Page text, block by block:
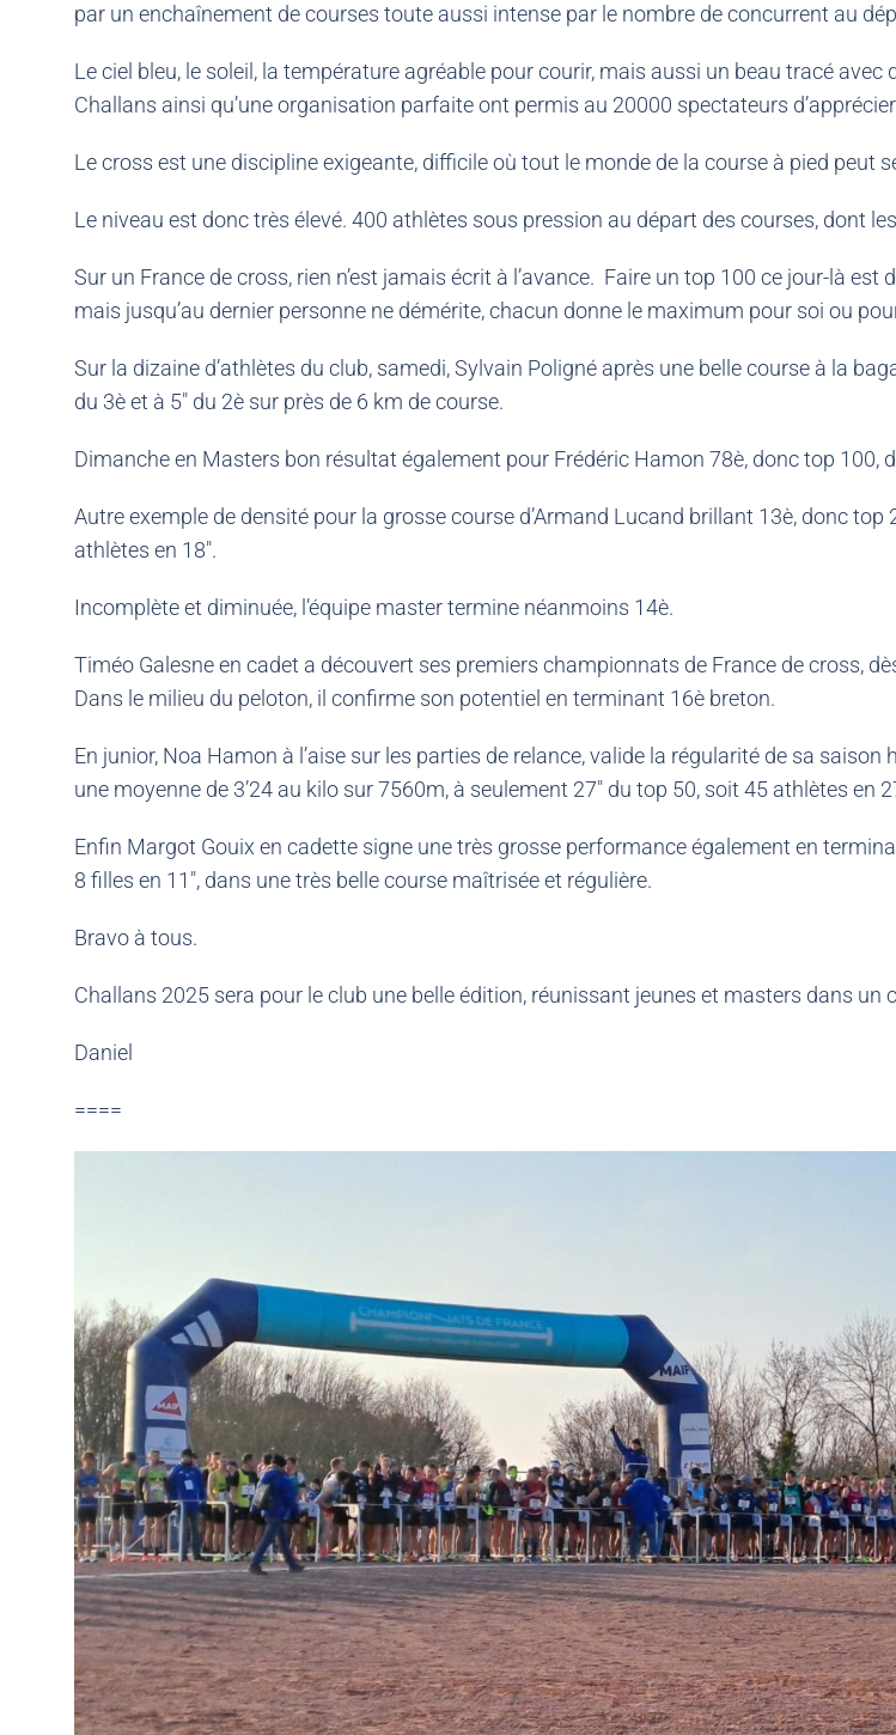
par un enchaînement de courses toute aussi intense par le nombre de concurrent au
Le ciel bleu, le soleil, la température agréable pour courir, mais aussi un beau tracé
Challans ainsi qu’une organisation parfaite ont permis au 20000 spectateurs
Le cross est une discipline exigeante, difficile où tout le monde de la course à pied peut
Le niveau est donc très élevé. 400 athlètes sous pression au départ des courses, dont
Sur un France de cross, rien n’est jamais écrit à l’avance. Faire un top 100 ce jour-là
mais jusqu’au dernier personne ne démérite, chacun donne le maximum pour soi ou pour
Sur la dizaine d’athlètes du club, samedi, Sylvain Poligné après une belle course à la
du 3è et à 5″ du 2è sur près de 6 km de course.
Dimanche en Masters bon résultat également pour Frédéric Hamon 78è, donc top 100,
Autre exemple de densité pour la grosse course d’Armand Lucand brillant 13è, donc
athlètes en 18″.
Incomplète et diminuée, l’équipe master termine néanmoins 14è.
Timéo Galesne en cadet a découvert ses premiers championnats de France de cross,
Dans le milieu du peloton, il confirme son potentiel en terminant 16è breton.
En junior, Noa Hamon à l’aise sur les parties de relance, valide la régularité de sa
une moyenne de 3’24 au kilo sur 7560m, à seulement 27″ du top 50, soit 45 athlètes en
Enfin Margot Gouix en cadette signe une très grosse performance également en
8 filles en 11″, dans une très belle course maîtrisée et régulière.
Bravo à tous.
Challans 2025 sera pour le club une belle édition, réunissant jeunes et masters dans
Daniel
====